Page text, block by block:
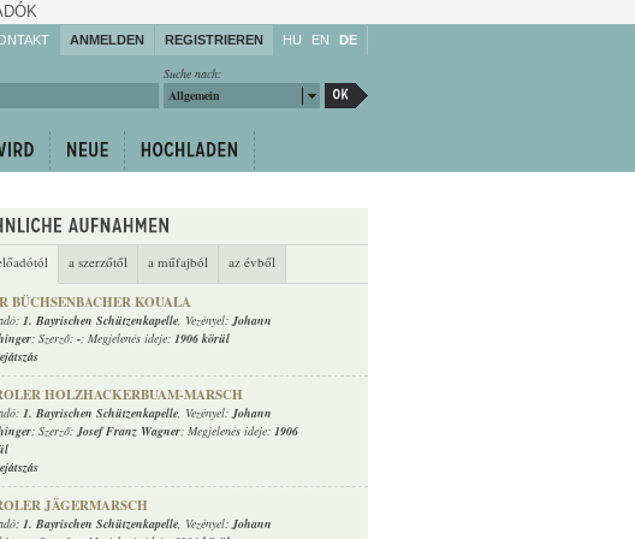
ANMELDEN REGISTRIEREN HU EN DE
Suche nach:
Allgemein
a szerzőtől a műfajból az évből
BÜCHSENBACHER KOUALA
1. Bayrischen Schützenkapelle, Vezényel:Johann
; Szerző: -; Megjelenés ideje: 1906 körül
HOLZHACKERBUAM-MARSCH
1. Bayrischen Schützenkapelle, Vezényel:Johann
; Szerző:Josef Franz Wagner; Megjelenés ideje: 1906
JÄGERMARSCH
1. Bayrischen Schützenkapelle, Vezényel:Johann